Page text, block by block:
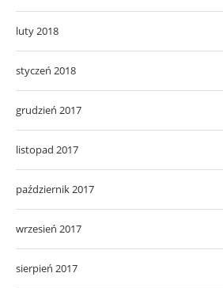
luty 2018
styczeń 2018
grudzień 2017
listopad 2017
październik 2017
wrzesień 2017
sierpień 2017